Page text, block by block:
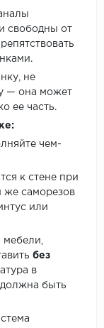
свободны от
не
— она может
ее часть.
чем-
к стене при
же саморезов
или
без
в
быть